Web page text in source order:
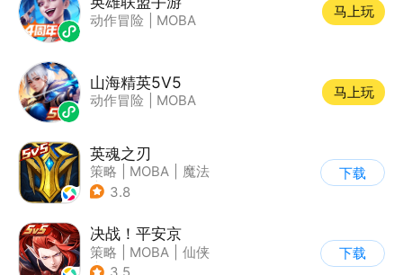
动作冒险 MOBA
马上玩
山海精英5V5
动作冒险 MOBA
马上玩
英魂之刃
策略 MOBA
魔法
| 英魂之刃
3.8
下载
决战！平安京
策略 MOBA
仙侠
| 阴阳师
下载